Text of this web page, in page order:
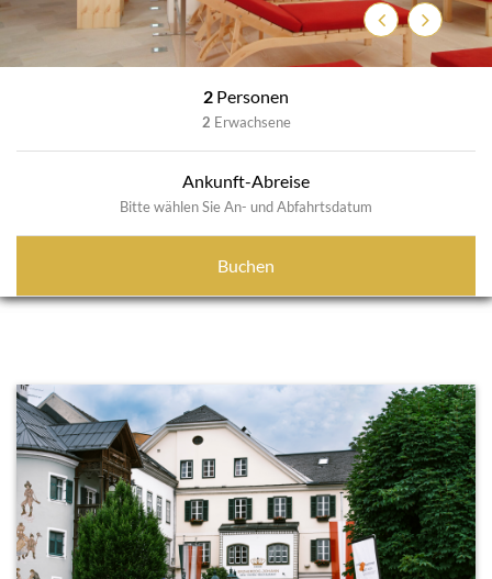
ZurückWeiter
2 Personen
2 Erwachsene
Ankunft-Abreise
Bitte wählen Sie An- und Abfahrtsdatum
Buchen